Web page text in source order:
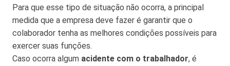
Para que esse tipo de situação não ocorra, a principal
medida que a empresa deve fazer é garantir que o
colaborador tenha as melhores condições possíveis para
exercer suas funções.
Caso ocorra algum acidente com o trabalhador, é